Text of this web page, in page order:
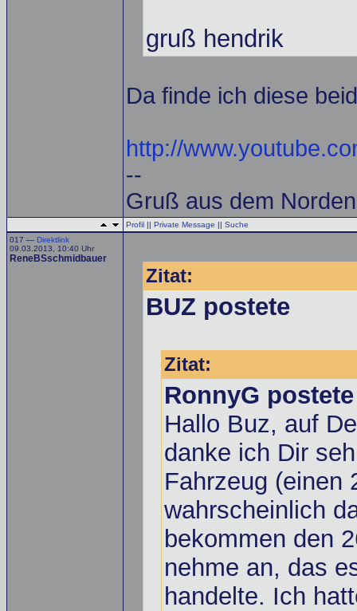
gruß hendrik
Da finde ich diese
http://
--
Gruß aus dem Norden
Profil || Private Message || Suche
017 — Direktlink
09.03.2013, 10:40 Uhr
ReneBSschmidbauer
Zitat:
BUZ postete
Zitat:
RonnyG postete
Hallo Buz, auf
danke ich Dir
Fahrzeug (einen
wahrscheinlich
bekommen den
nehme an, das
handelte. Ich